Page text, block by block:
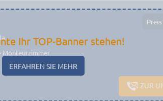
Monteurzimmer
- 29 19 14 19
ZUR
Ihr TOP-Banner stehen!
ERFAHREN SIE MEHR